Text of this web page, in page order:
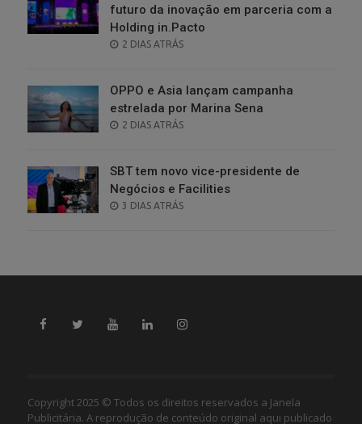
futuro da inovação em parceria com a
Holding in.Pacto
POSTED
2 DIAS ATRÁS
OPPO e Asia lançam campanha
estrelada por Marina Sena
POSTED
2 DIAS ATRÁS
SBT tem novo vice-presidente de
Negócios e Facilities
POSTED
3 DIAS ATRÁS
Copyright 2025 © Todos os direitos reservados a Janela
Publicitária. A reprodução de conteúdo original aqui publicado